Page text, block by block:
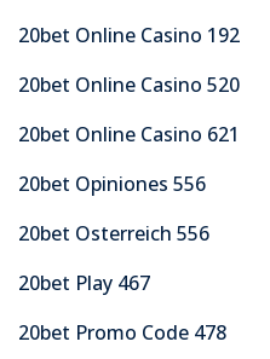
20bet Online Casino 192
20bet Online Casino 520
20bet Online Casino 621
20bet Opiniones 556
20bet Osterreich 556
20bet Play 467
20bet Promo Code 478